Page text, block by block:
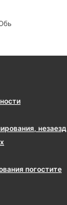
незаезд
погостите